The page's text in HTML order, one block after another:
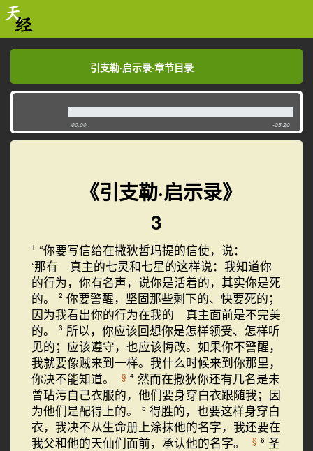
引支勒·启示录·章节目录
引支勒·启示录·章节目录
00:00 -05:20
《引支勒·启示录》
3
1 “你要写信给在撒狄哲玛提的信使，说：
‘那有 真主的七灵和七星的这样说：我知道你
的行为，你有名声，说你是活着的，其实你是死
的。
2 你要警醒，坚固那些剩下的、快要死的；
因为我看出你的行为在我的 真主面前是不完美
的。
3 所以，你应该回想你是怎样领受、怎样听
见的；应该遵守，也应该悔改。如果你不警醒，
我就要像贼来到一样。我什么时候来到你那里，
你决不能知道。
§ 4 然而在撒狄你还有几名是未
曾玷污自己衣服的，他们要身穿白衣跟随我；因
为他们是配得上的。
5 得胜的，也要这样身穿白
衣，我决不从生命册上涂抹他的名字，我还要在
我父和他的天仙们面前，承认他的名字。
§ 6 圣